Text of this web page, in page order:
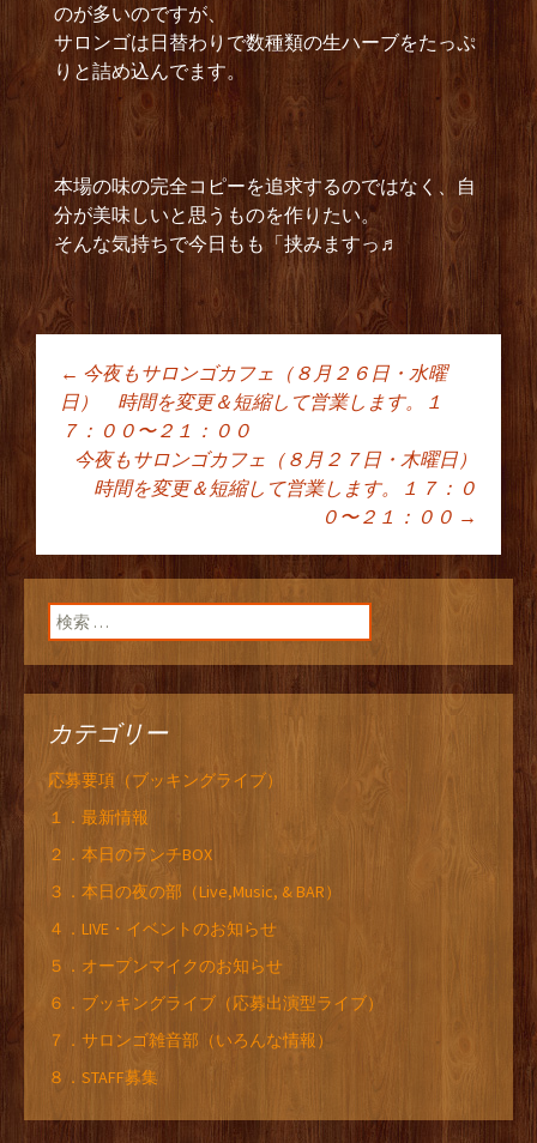
のが多いのですが、
サロンゴは日替わりで数種類の生ハーブをたっぷ
りと詰め込んでます。
本場の味の完全コピーを追求するのではなく、自
分が美味しいと思うものを作りたい。
そんな気持ちで今日もも「挟みますっ♬
投稿ナビゲーショ
ン
← 今夜もサロンゴカフェ（８月２６日・水曜
日） 時間を変更＆短縮して営業します。１
７：００〜２１：００
今夜もサロンゴカフェ（８月２７日・木曜日）
時間を変更＆短縮して営業します。１７：０
０〜２１：００ →
検索:
カテゴリー
応募要項（ブッキングライブ）
１．最新情報
２．本日のランチBOX
３．本日の夜の部（Live,Music, & BAR）
４．LIVE・イベントのお知らせ
５．オープンマイクのお知らせ
６．ブッキングライブ（応募出演型ライブ）
７．サロンゴ雑音部（いろんな情報）
８．STAFF募集